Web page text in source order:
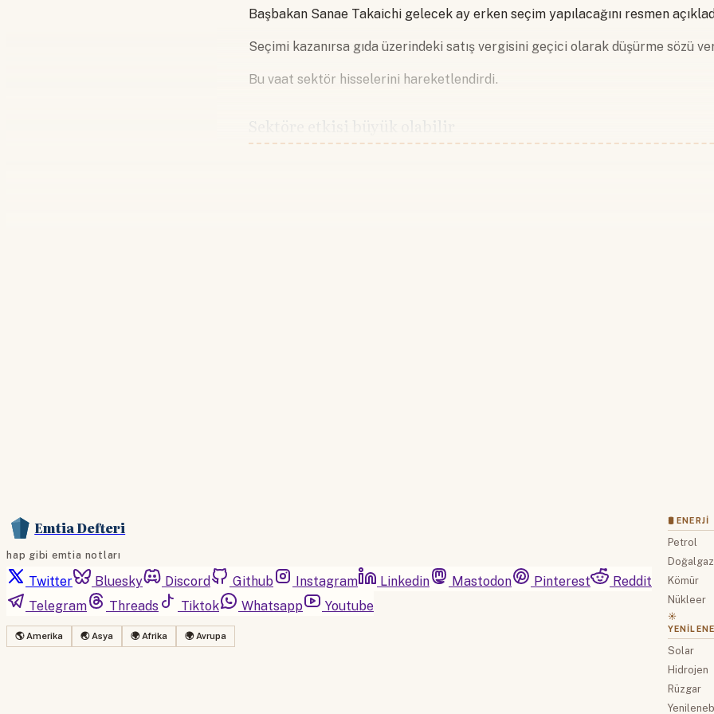
Başbakan Sanae Takaichi gelecek ay erken seçim yapılacağını resmen
Seçimi kazanırsa gıda üzerindeki satış vergisini geçici olarak düşürme sözü
Bu vaat sektör hisselerini hareketlendirdi.
Sektöre etkisi büyük olabilir
Emtia Defteri
hap gibi emtia notları
Twitter Bluesky Discord Github Instagram Linkedin Mastodon Pinterest
Reddit
Telegram
Threads Tiktok Whatsapp Youtube
🌎 Amerika 🌏 Asya 🌍 Afrika 🌍 Avrupa
🛢 ENERJI
Petrol
Doğalgaz
Kömür
Nükleer
☀️
Solar
Hidrojen
Rüzgar